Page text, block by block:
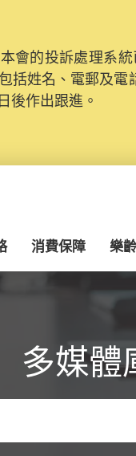
會的投訴處理系
括姓名、電郵及
後作出跟進。
消費保障 樂
多媒體